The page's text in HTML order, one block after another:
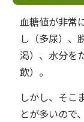
血糖値が非常
し（多尿）、
渇）、水分を
飲）。
しかし、そこ
とが多いので